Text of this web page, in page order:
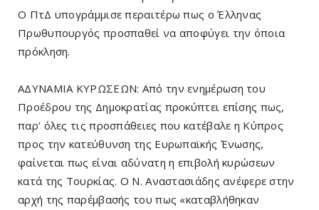
Ο ΠτΔ υπογράμμισε περαιτέρω πως ο Έλληνας
Πρωθυπουργός προσπαθεί να αποφύγει την όποια
πρόκληση.
ΑΔΥΝΑΜΙΑ ΚΥΡΩΣΕΩΝ: Από την ενημέρωση του
Προέδρου της Δημοκρατίας προκύπτει επίσης πως,
παρ’ όλες τις προσπάθειες που κατέβαλε η Κύπρος
προς την κατεύθυνση της Ευρωπαϊκής Ένωσης,
φαίνεται πως είναι αδύνατη η επιβολή κυρώσεων
κατά της Τουρκίας. Ο Ν. Αναστασιάδης ανέφερε στην
αρχή της παρέμβασής του πως «καταβλήθηκαν